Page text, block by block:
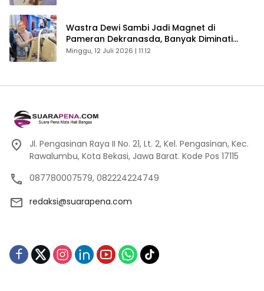
Wastra Dewi Sambi Jadi Magnet di
Pameran Dekranasda, Banyak Diminati
Pengunjung
Minggu, 12 Juli 2026 | 11:12
Jl. Pengasinan Raya II No. 21, Lt. 2, Kel. Pengasinan, Kec.
Rawalumbu, Kota Bekasi, Jawa Barat. Kode Pos 17115
087780007579, 082224224749
redaksi@suarapena.com